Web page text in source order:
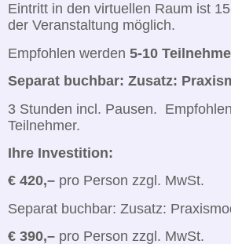
Eintritt in den virtuellen Raum ist
der Veranstaltung möglich.
Empfohlen werden 5-10
Separat buchbar: Zusatz:
3 Stunden incl. Pausen.
Teilnehmer.
Ihre Investition:
€ 420,– pro Person zzgl. MwSt.
Separat buchbar: Zusatz:
€ 390,– pro Person zzgl. MwSt.